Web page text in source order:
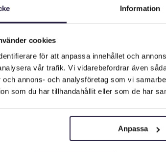
Information
cookies
för att anpassa innehållet och
vår trafik. Vi vidarebefordrar även
och annons- och analysföretag som vi
som du har tillhandahållit eller som de har
Anpassa
1259kr
Välkommen till
Vilken typ av kund är du? Du kan alltid
Företagskund (exkl.